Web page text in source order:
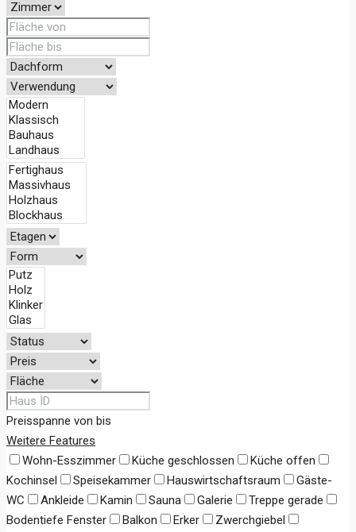
Preisspanne von bis
Weitere Features
Wohn-Esszimmer
Küche geschlossen
Küche offen
Kochinsel
Speisekammer Hauswirtschaftsraum
Gäste-
WC
Ankleide Kamin Sauna Galerie
Treppe gerade
Bodentiefe Fenster
Balkon Erker
Zwerchgiebel